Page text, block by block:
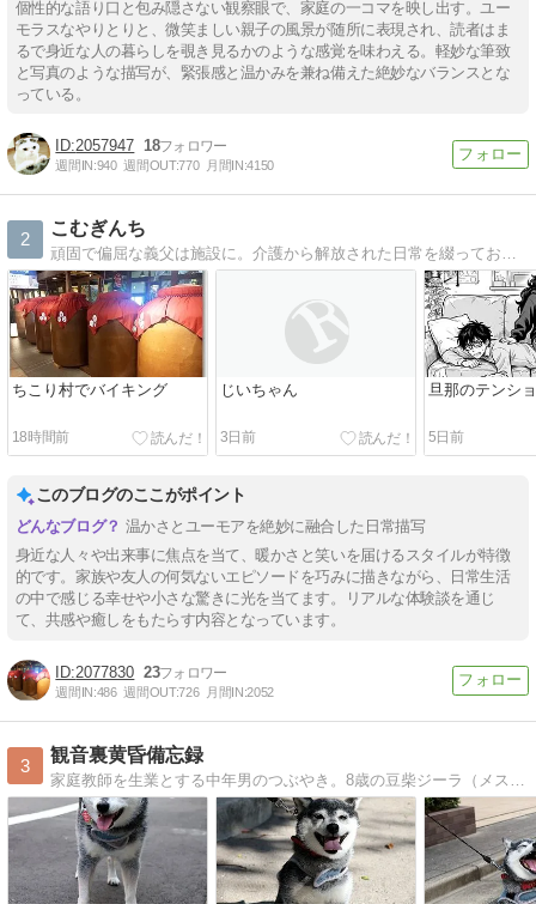
個性的な語り口と包み隠さない観察眼で、家庭の一コマを映し出す。ユー
モラスなやりとりと、微笑ましい親子の風景が随所に表現され、読者はま
るで身近な人の暮らしを覗き見るかのような感覚を味わえる。軽妙な筆致
と写真のような描写が、緊張感と温かみを兼ね備えた絶妙なバランスとな
っている。
2057947 18
週間IN:940 週間OUT:770 月間IN:4150
2
こむぎんち
頑固で偏屈な義父は施設に。介護から解放された日常を綴っております。
ちこり村でバイキング
18時間前
じいちゃん
3日前
旦那のテンシ
5日前
このブログのここがポイント
温かさとユーモアを絶妙に融合した日常描写
身近な人々や出来事に焦点を当て、暖かさと笑いを届けるスタイルが特徴
的です。家族や友人の何気ないエピソードを巧みに描きながら、日常生活
の中で感じる幸せや小さな驚きに光を当てます。リアルな体験談を通じ
て、共感や癒しをもたらす内容となっています。
2077830 23
週間IN:486 週間OUT:726 月間IN:2052
3
観音裏黄昏備忘録
家庭教師を生業とする中年男のつぶやき。8歳の豆柴ジーラ（メス）の散歩など、日々の出来事を思うままに書いております。よろしくお願いします。